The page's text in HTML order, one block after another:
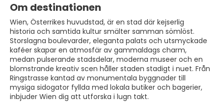
Om destinationen
Wien, Österrikes huvudstad, är en stad där kejserlig
historia och samtida kultur smälter samman sömlöst.
Storslagna boulevarder, eleganta palats och utsmyckade
kaféer skapar en atmosfär av gammaldags charm,
medan pulserande stadsdelar, moderna museer och en
blomstrande kreativ scen håller staden stadigt i nuet. Från
Ringstrasse kantad av monumentala byggnader till
mysiga sidogator fyllda med lokala butiker och bagerier,
inbjuder Wien dig att utforska i lugn takt.